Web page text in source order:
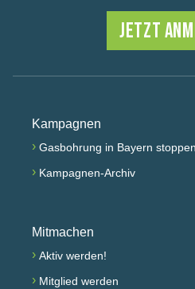
JETZT
Kampagnen
› Gasbohrung in Bayern
› Kampagnen-Archiv
Mitmachen
› Aktiv werden!
› Mitglied werden